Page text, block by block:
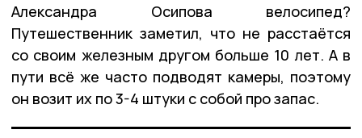
Александра Осипова велосипед?
Путешественник заметил, что не расстаётся
со своим железным другом больше 10 лет. А в
пути всё же часто подводят камеры, поэтому
он возит их по 3-4 штуки с собой про запас.